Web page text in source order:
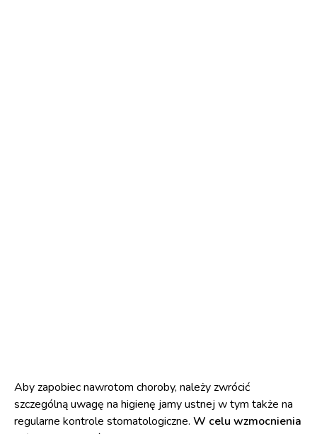
Aby zapobiec nawrotom choroby, należy zwrócić
szczególną uwagę na higienę jamy ustnej w tym także na
regularne kontrole stomatologiczne. W celu wzmocnienia